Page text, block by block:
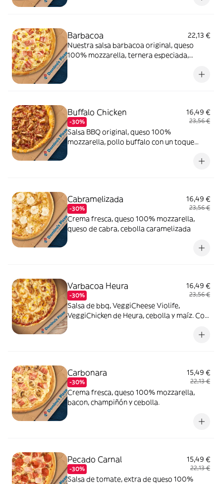
Barbacoa
22,13 €
Nuestra salsa barbacoa original, queso
100% mozzarella, ternera especiada,
Buffalo Chicken
-30%
16,49 €
23,56 €
Salsa BBQ original, queso 100%
mozzarella, pollo buffalo con un toque
Cabramelizada
-30%
16,49 €
23,56 €
Crema fresca, queso 100% mozzarella,
queso de cabra, cebolla caramelizada
Varbacoa Heura
-30%
16,49 €
23,56 €
Salsa de bbq, VeggiCheese Violife,
VeggiChicken de Heura, cebolla y maíz. Con
Carbonara
-30%
15,49 €
22,13 €
Crema fresca, queso 100% mozzarella,
bacon, champiñón y cebolla.
Pecado Carnal
-30%
15,49 €
22,13 €
Salsa de tomate, extra de queso 100%